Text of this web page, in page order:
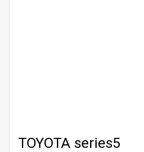
TOYOTA series5